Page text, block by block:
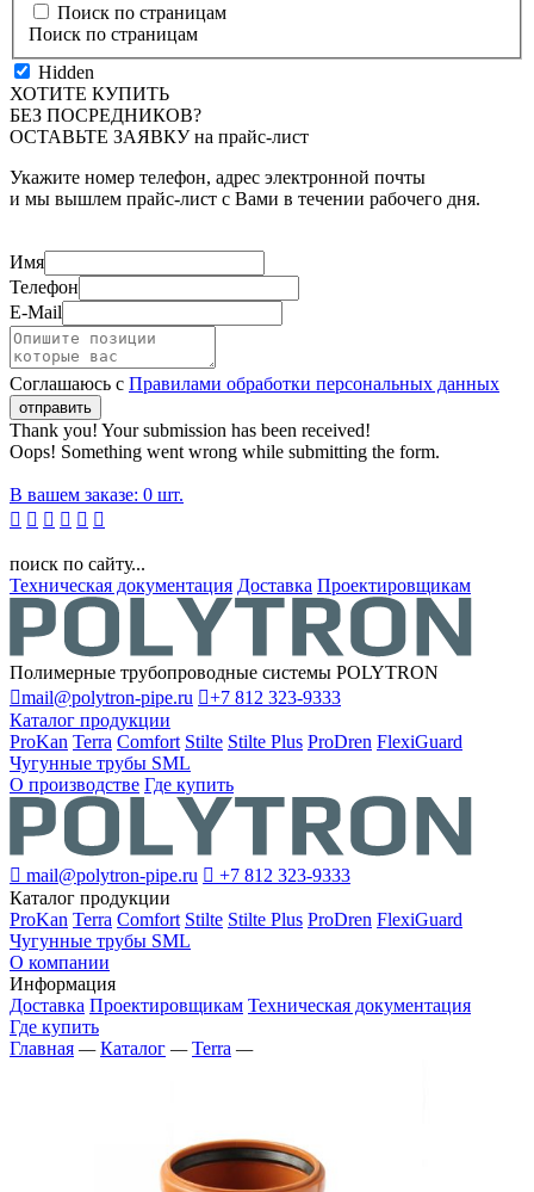
Поиск по страницам
Поиск по страницам
Hidden
ХОТИТЕ КУПИТЬ
БЕЗ ПОСРЕДНИКОВ?
ОСТАВЬТЕ ЗАЯВКУ на прайс-лист
Укажите номер телефон, адрес электронной почты
и мы вышлем прайс-лист с Вами в течении рабочего дня.
Имя
Телефон
E-Mail
Соглашаюсь с Правилами обработки персональных данных
Thank you! Your submission has been received!
Oops! Something went wrong while submitting the form.
В вашем заказе: 0 шт.
     
поиск по сайту...
Техническая документация Доставка Проектировщикам
Полимерные трубопроводные системы POLYTRON
mail@polytron-pipe.ru +7 812 323-9333
Каталог продукции
ProKan Terra Comfort Stilte Stilte Plus ProDren FlexiGuard
Чугунные трубы SML
О производстве Где купить
 mail@polytron-pipe.ru  +7 812 323-9333
Каталог продукции
ProKan Terra Comfort Stilte Stilte Plus ProDren FlexiGuard
Чугунные трубы SML
О компании
Информация
Доставка Проектировщикам Техническая документация
Где купить
Главная — Каталог — Terra —